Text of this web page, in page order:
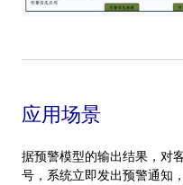
应用场景
据预警模型的输出结果，对
号，系统立即发出预警通知